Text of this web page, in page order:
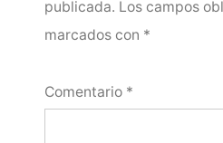
publicada. Los campos
marcados con *
Comentario *